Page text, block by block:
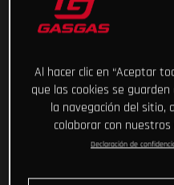
Al hacer clic en “Aceptar
que las cookies se
la navegación del sitio,
colaborar con
Declaración de